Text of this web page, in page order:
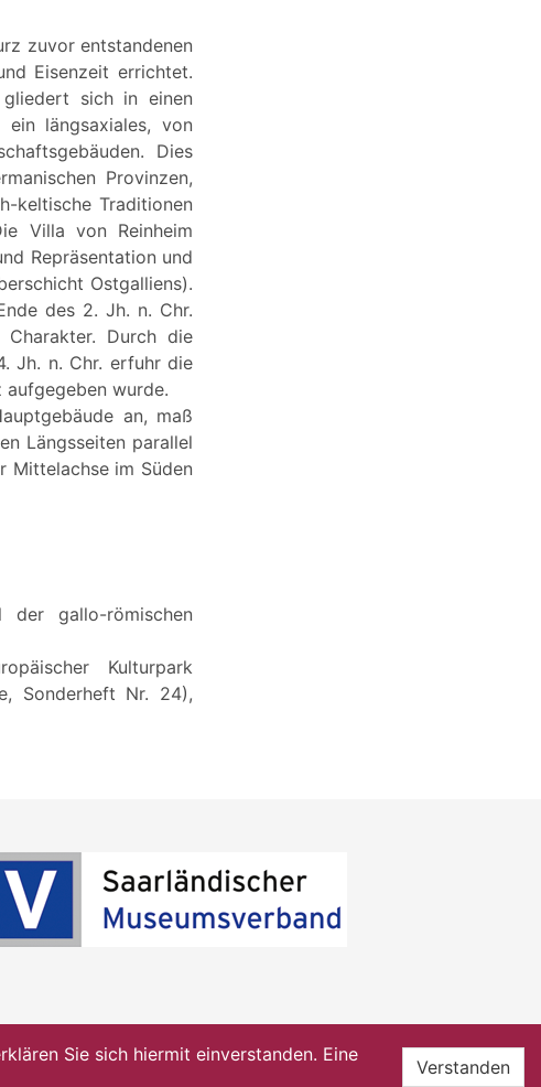
zuvor entstandenen
Eisenzeit errichtet.
sich in einen
längsaxiales, von
Dies
Provinzen,
keltische Traditionen
Villa von Reinheim
Repräsentation und
Ostgalliens).
des 2. Jh. n. Chr.
Durch die
Jh. n. Chr. erfuhr die
aufgegeben wurde.
an, maß
Längsseiten parallel
Mittelachse im Süden
der gallo-römischen
Kulturpark
Sonderheft Nr. 24),
Sie sich hiermit einverstanden. Eine
Verstanden